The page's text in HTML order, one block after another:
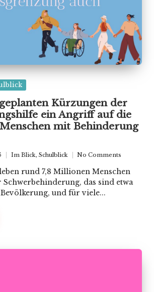
Kürzungen der
ein Angriff auf die
mit Behinderung
in
Im Blick, Schulblick No Comments
rund 7,8 Millionen Menschen
das sind etwa
und für viele...